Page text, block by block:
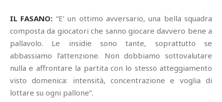
IL FASANO: “E’ un ottimo avversario, una bella squadra
composta da giocatori che sanno giocare davvero bene a
pallavolo. Le insidie sono tante, soprattutto se
abbassiamo l’attenzione. Non dobbiamo sottovalutare
nulla e affrontare la partita con lo stesso atteggiamento
visto domenica: intensità, concentrazione e voglia di
lottare su ogni pallone”.